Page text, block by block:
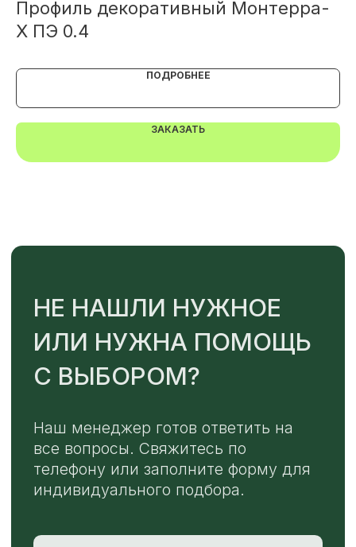
Профиль декоративный Монтерра-
X ПЭ 0.4
ПОДРОБНЕЕ
ЗАКАЗАТЬ
MAX
TELEGRAM